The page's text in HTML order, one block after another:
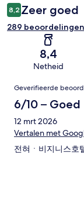
8,2 Zeer goed
289 beoordelingen
8,4
Netheid
Geverifieerde
6/10 – Goed
12 mrt 2026
Vertalen met
전혀ㆍ비지니스호